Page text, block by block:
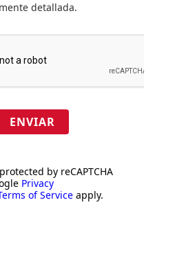
detallada.
ENVIAR
by reCAPTCHA
Privacy
of Service apply.